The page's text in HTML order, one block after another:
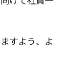
すよう、よ